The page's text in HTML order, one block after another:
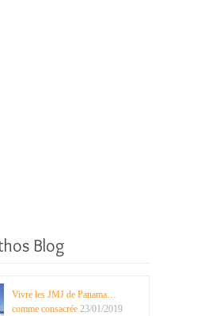
Blog
Vivre les JMJ de Panama…
comme consacrée 23/01/2019